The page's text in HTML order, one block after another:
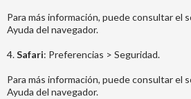
Para más información, puede consultar el
Ayuda del navegador.
4.Safari: Preferencias > Seguridad.
Para más información, puede consultar el
Ayuda del navegador.